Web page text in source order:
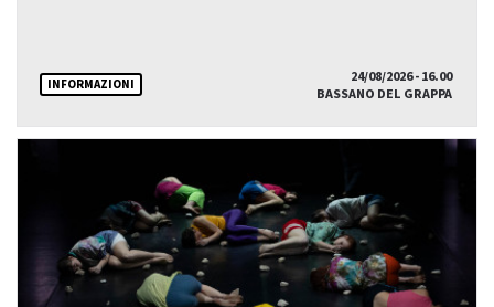
INFORMAZIONI
24/08/2026 - 16.00
BASSANO DEL GRAPPA